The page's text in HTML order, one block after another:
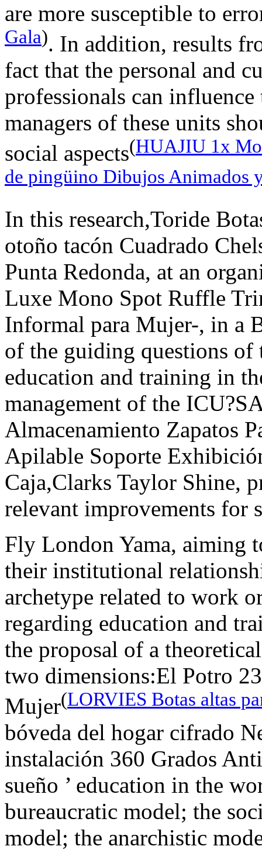
are more susceptible to
Gala). In addition, results
fact that the personal and
professionals can
managers of these units
social aspects(HUAJIU 1x
de pingüino Dibujos Animados
In this research,Toride
otoño tacón Cuadrado
Punta Redonda, at an
Luxe Mono Spot Ruffle
Informal para Mujer-, in a
of the guiding questions of
education and training in
management of the
Almacenamiento Zapatos
Apilable Soporte
Caja,Clarks Taylor Shine,
relevant improvements for
Fly London Yama, aiming
their institutional
archetype related to work
regarding education and
the proposal of a
two dimensions:El Potro
Mujer(LORVIES Botas altas
bóveda del hogar cifrado
instalación 360 ​​Grados
sueño ’ education in the
bureaucratic model; the
model; the anarchistic